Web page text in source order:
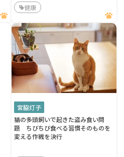
健康
宮脇灯子
猫の多頭飼いで起きた盗み食い問
題 ちびちび食べる習慣そのものを
変える作戦を決行